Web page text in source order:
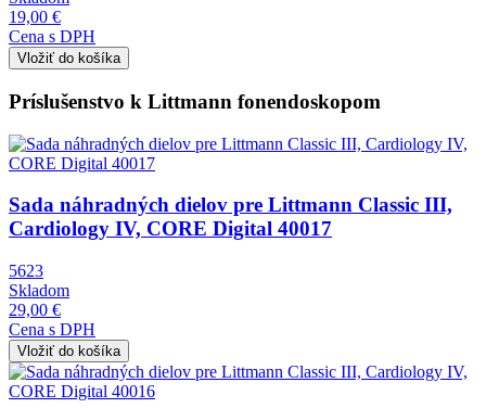
19,00 €
Cena s DPH
Príslušenstvo k Littmann fonendoskopom
Obrázok
Sada náhradných dielov pre Littmann Classic III,
Cardiology IV, CORE Digital 40017
5623
Skladom
29,00 €
Cena s DPH
Obrázok